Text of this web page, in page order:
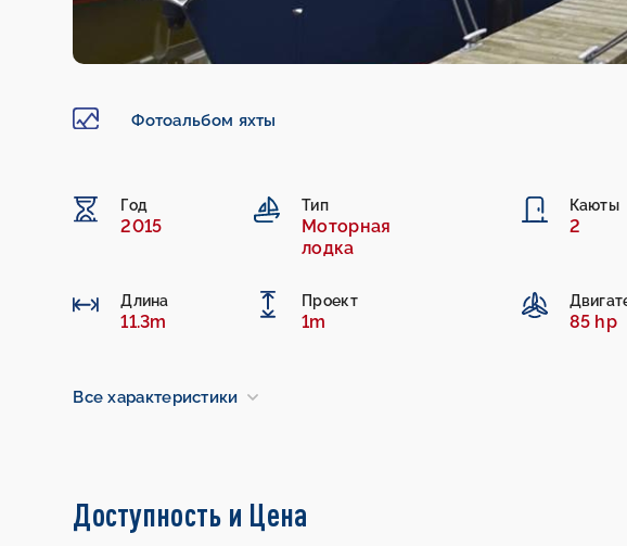
Фотоальбом яхты
Год
2015
Тип
Моторная
лодка
Каюты
2
Длина
11.3m
Проект
1m 85 hp
Все характеристики
Доступность и Цена